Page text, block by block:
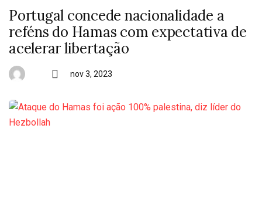
Portugal concede nacionalidade a
reféns do Hamas com expectativa de
acelerar libertação
nov 3, 2023